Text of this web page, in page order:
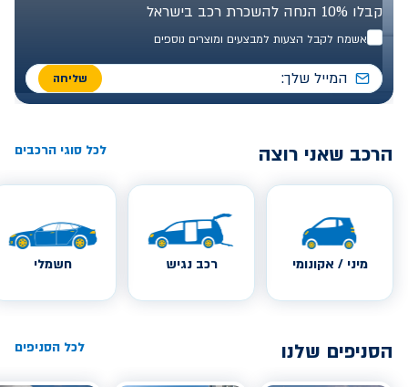
קבלו 10% הנחה להשכרת רכב בישראל
אשמח לקבל הצעות למבצעים ומוצרים נוספים
שליחה
הרכב שאני רוצה לכל סוגי הרכבים
מיני / אקונומי רכב נגיש חשמלי
הסניפים שלנו לכל הסניפים